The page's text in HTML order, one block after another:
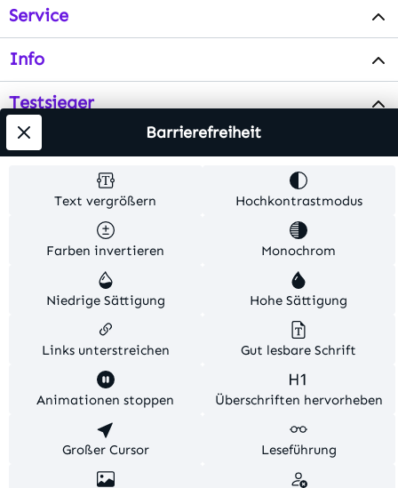
Service
Info
Testsieger
Versandkosten
. Alle Artikelangaben sind
Herstellerangaben und ohne Gewähr.
© 2026 MKV24 – Alle Rechte vorbehalten. Theme by
Text vergrößern Hochkontrastmodus
Farben invertieren Monochrom
Niedrige Sättigung Hohe Sättigung
Links unterstreichen Gut lesbare Schrift
Animationen stoppen Überschriften hervorheben
Großer Cursor Leseführung
Barrierefreiheit
Diese Website verwendet Cookies, um eine bestmögliche
Erfahrung bieten zu können.
Nur technisch notwendige
Konfigurieren